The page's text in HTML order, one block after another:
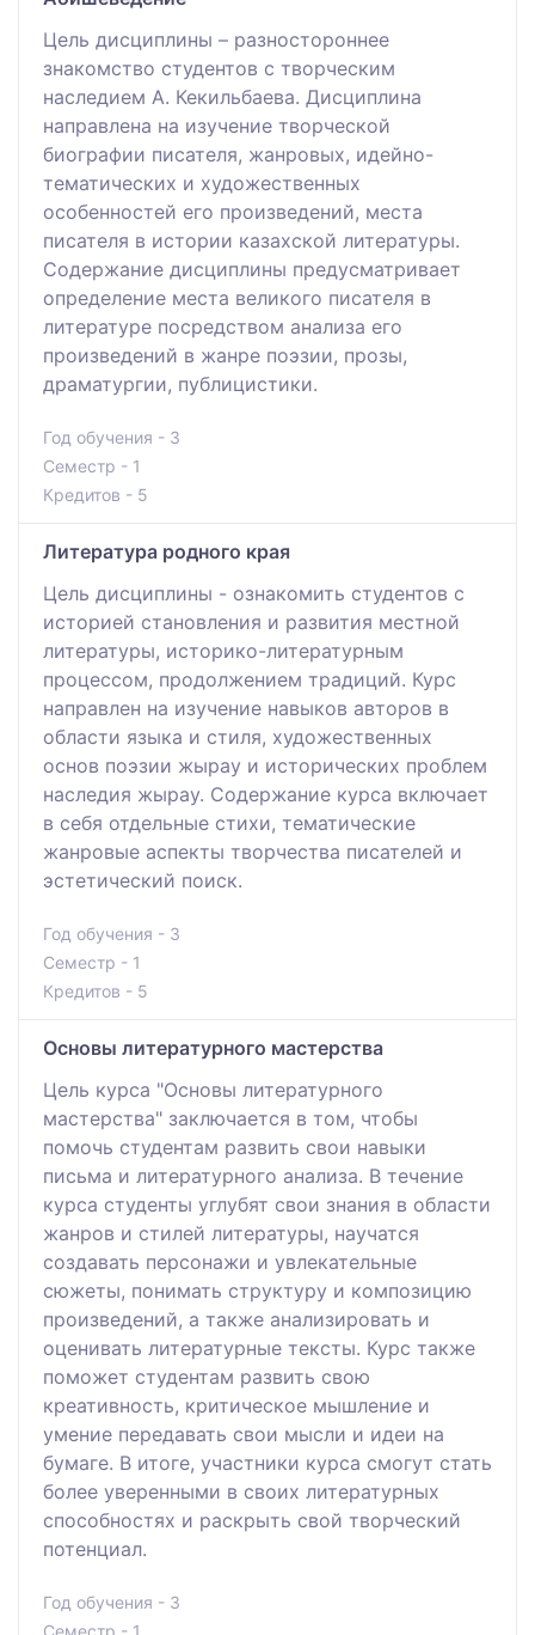
Цель дисциплины – разностороннее
знакомство студентов с творческим
наследием А. Кекильбаева. Дисциплина
направлена на изучение творческой
биографии писателя, жанровых, идейно-
тематических и художественных
особенностей его произведений, места
писателя в истории казахской литературы.
Содержание дисциплины предусматривает
определение места великого писателя в
литературе посредством анализа его
произведений в жанре поэзии, прозы,
драматургии, публицистики.
Год обучения - 3
Семестр - 1
Кредитов - 5
Литература родного края
Цель дисциплины - ознакомить студентов с
историей становления и развития местной
литературы, историко-литературным
процессом, продолжением традиций. Курс
направлен на изучение навыков авторов в
области языка и стиля, художественных
основ поэзии жырау и исторических проблем
наследия жырау. Содержание курса включает
в себя отдельные стихи, тематические
жанровые аспекты творчества писателей и
эстетический поиск.
Год обучения - 3
Семестр - 1
Кредитов - 5
Основы литературного мастерства
Цель курса "Основы литературного
мастерства" заключается в том, чтобы
помочь студентам развить свои навыки
письма и литературного анализа. В течение
курса студенты углубят свои знания в области
жанров и стилей литературы, научатся
создавать персонажи и увлекательные
сюжеты, понимать структуру и композицию
произведений, а также анализировать и
оценивать литературные тексты. Курс также
поможет студентам развить свою
креативность, критическое мышление и
умение передавать свои мысли и идеи на
бумаге. В итоге, участники курса смогут стать
более уверенными в своих литературных
способностях и раскрыть свой творческий
потенциал.
Год обучения - 3
Семестр - 1